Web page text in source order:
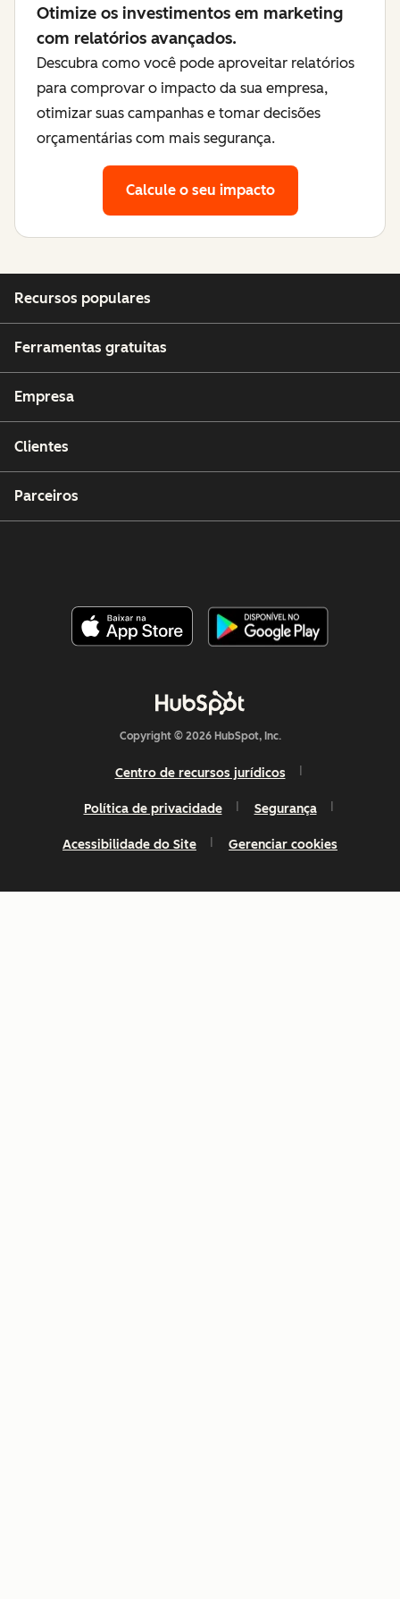
Otimize os investimentos em marketing
com relatórios avançados.
Descubra como você pode aproveitar relatórios
para comprovar o impacto da sua empresa,
otimizar suas campanhas e tomar decisões
orçamentárias com mais segurança.
Calcule o seu impacto
Recursos populares
Ferramentas gratuitas
Empresa
Clientes
Parceiros
Copyright © 2026 HubSpot, Inc.
Centro de recursos jurídicos
Política de privacidade Segurança
Acessibilidade do Site Gerenciar cookies